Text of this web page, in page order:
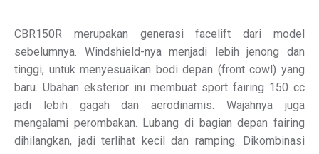
CBR150R merupakan generasi facelift dari model
sebelumnya. Windshield-nya menjadi lebih jenong dan
tinggi, untuk menyesuaikan bodi depan (front cowl) yang
baru. Ubahan eksterior ini membuat sport fairing 150 cc
jadi lebih gagah dan aerodinamis. Wajahnya juga
mengalami perombakan. Lubang di bagian depan fairing
dihilangkan, jadi terlihat kecil dan ramping. Dikombinasi